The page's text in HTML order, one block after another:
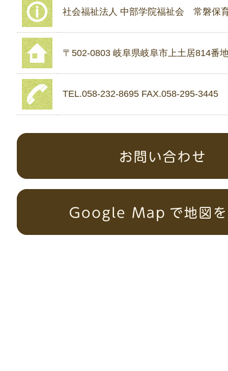
社会福祉法人 中部学院福祉会 常磐保
〒502-0803 岐阜県岐阜市上土居814番
TEL.058-232-8695 FAX.058-295-3445